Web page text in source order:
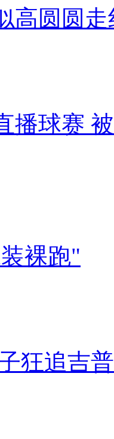
高圆圆走
播球赛
裸跑"
狂追吉